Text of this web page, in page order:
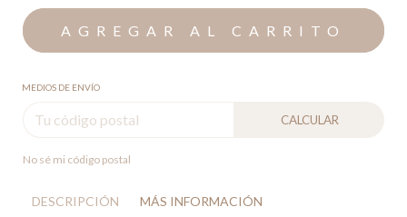
MEDIOS DE ENVÍO
CALCULAR
No sé mi código postal
DESCRIPCIÓN MÁS INFORMACIÓN